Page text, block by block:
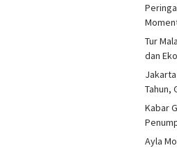
Tur
dan
Tahun,
Kabar
Ayla